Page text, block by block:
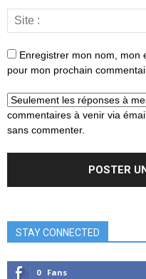
Enregistrer mon nom, mon
pour mon prochain
commentaires à venir via
sans commenter.
STAY CONNECTED
0 Fans